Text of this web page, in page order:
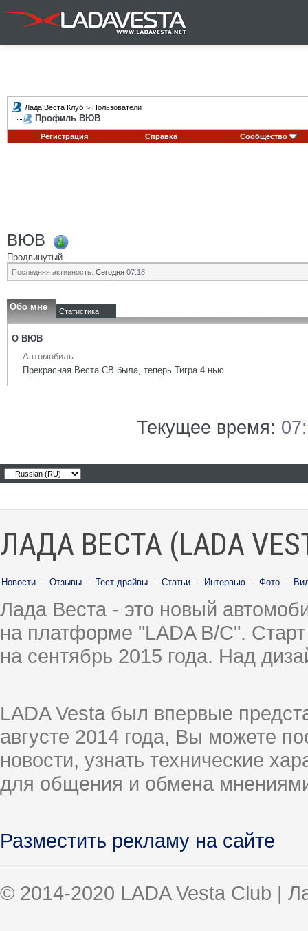
Лада Веста Клуб > Пользователи
Профиль ВЮВ
Регистрация Справка Сообщество
ВЮВ
Продвинутый
Последняя активность: Сегодня 07:18
Обо мне Статистика
О ВЮВ
Автомобиль
Прекрасная Веста СВ была, теперь Тигра 4 нью
Текущее время:
ЛАДА ВЕСТА (LADA
Новости · Отзывы · Тест-драйвы · Статьи · Интервью · Фото ·
Лада Веста - это новый
на платформе "LADA B/C".
на сентябрь 2015 года. Над
LADA Vesta был впервые
августе 2014 года, Вы можете
новости, узнать технические
для общения и обмена
Разместить рекламу на сайте
© 2014-2020 LADA Vesta Club |